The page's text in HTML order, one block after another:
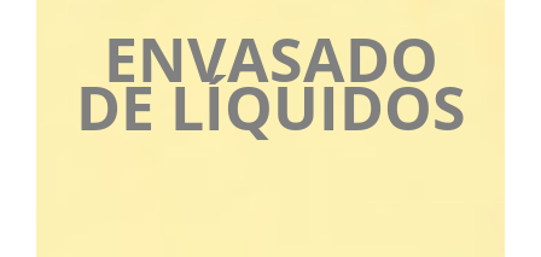
ENVASADO
DE LÍQUIDOS